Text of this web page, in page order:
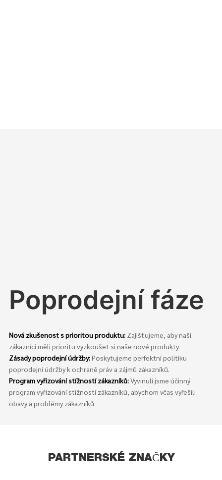
Poprodejní fáze
Nová zkušenost s prioritou produktu: Zajišťujeme, aby naši
zákazníci měli prioritu vyzkoušet si naše nové produkty.
Zásady poprodejní údržby:Poskytujeme perfektní politiku
poprodejní údržby k ochraně práv a zájmů zákazníků.
Program vyřizování stížností zákazníků:Vyvinuli jsme účinný
program vyřizování stížností zákazníků, abychom včas vyřešili
obavy a problémy zákazníků.
PARTNERSKÉ ZNAČKY